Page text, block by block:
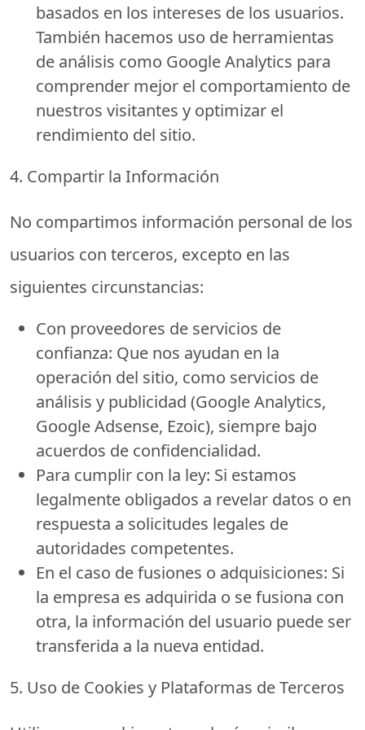
basados en los intereses de los usuarios.
También hacemos uso de herramientas
de análisis como Google Analytics para
comprender mejor el comportamiento de
nuestros visitantes y optimizar el
rendimiento del sitio.
4. Compartir la Información
No compartimos información personal de los
usuarios con terceros, excepto en las
siguientes circunstancias:
Con proveedores de servicios de
confianza: Que nos ayudan en la
operación del sitio, como servicios de
análisis y publicidad (Google Analytics,
Google Adsense, Ezoic), siempre bajo
acuerdos de confidencialidad.
Para cumplir con la ley: Si estamos
legalmente obligados a revelar datos o en
respuesta a solicitudes legales de
autoridades competentes.
En el caso de fusiones o adquisiciones: Si
la empresa es adquirida o se fusiona con
otra, la información del usuario puede ser
transferida a la nueva entidad.
5. Uso de Cookies y Plataformas de Terceros